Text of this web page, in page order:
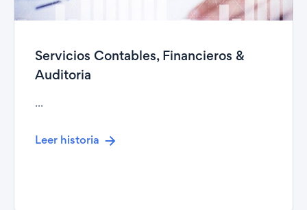
Servicios Contables, Financieros &
Auditoria
...
Leer historia